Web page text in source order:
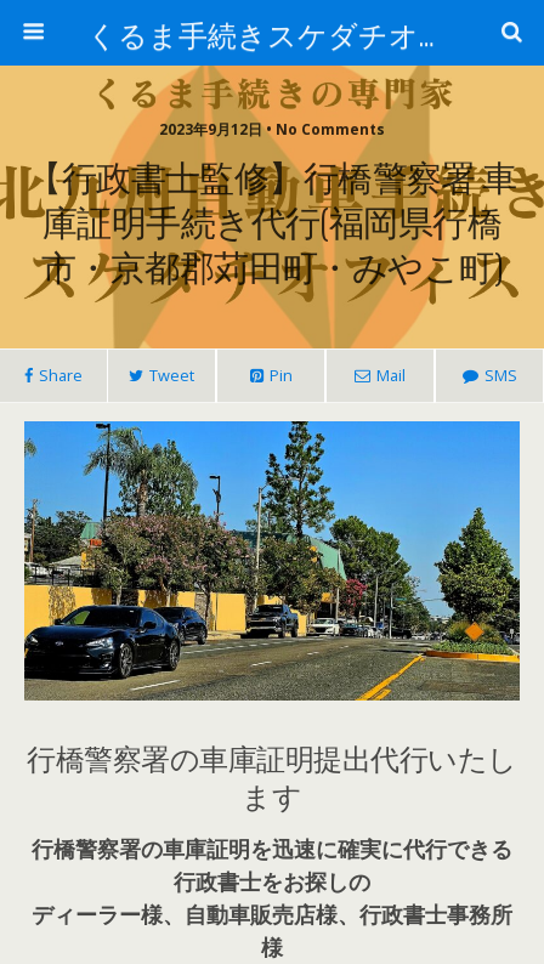
くるま手続きスケダチオフィス
2023年9月12日 • No Comments
【行政書士監修】行橋警察署 車
庫証明手続き代行(福岡県行橋
市・京都郡苅田町・みやこ町)
Share Tweet Pin Mail SMS
行橋警察署の車庫証明提出代行いたし
ます
行橋警察署の車庫証明を迅速に確実に代行できる
行政書士をお探しの
ディーラー様、自動車販売店様、行政書士事務所
様